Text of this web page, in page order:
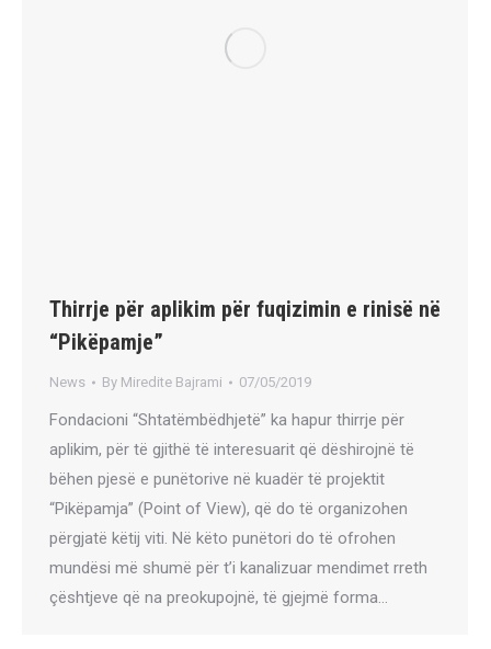
Thirrje për aplikim për fuqizimin e rinisë në
“Pikëpamje”
News By Miredite Bajrami 07/05/2019
Fondacioni “Shtatëmbëdhjetë” ka hapur thirrje për
aplikim, për të gjithë të interesuarit që dëshirojnë të
bëhen pjesë e punëtorive në kuadër të projektit
“Pikëpamja” (Point of View), që do të organizohen
përgjatë këtij viti. Në këto punëtori do të ofrohen
mundësi më shumë për t’i kanalizuar mendimet rreth
çështjeve që na preokupojnë, të gjejmë forma…